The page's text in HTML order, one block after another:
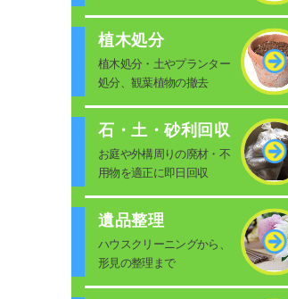
植木処分
植木処分・土やプランター
処分、観葉植物の撤去
石・土・砂利回収
お庭や外構周りの廃材・不
用物を適正に即日回収
遺品整理
ハウスクリーニングから、
形見の整理まで